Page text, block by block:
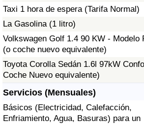
Taxi 1 hora de espera (Tarifa Normal)
La Gasolina (1 litro)
Volkswagen Golf 1.4 90 KW - Modelo
(o coche nuevo equivalente)
Toyota Corolla Sedán 1.6l 97kW
Coche Nuevo equivalente)
Servicios (Mensuales)
Básicos (Electricidad, Calefacción,
Enfriamiento, Agua, Basuras) para un